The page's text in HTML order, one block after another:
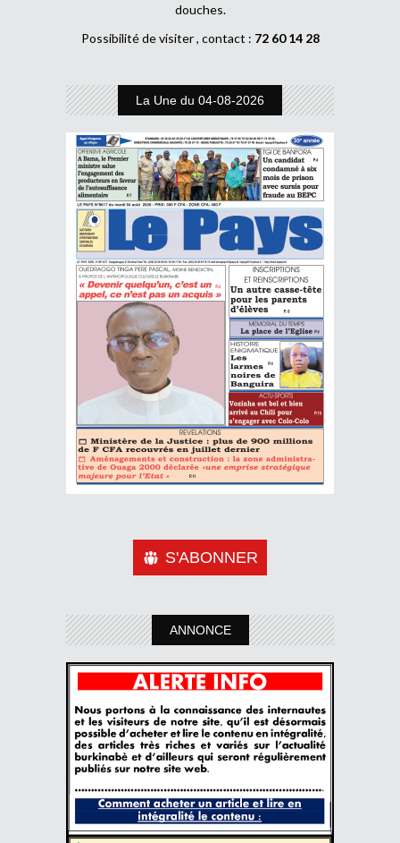
douches.
Possibilité de visiter , contact : 72 60 14 28
La Une du 04-08-2026
S'ABONNER
ANNONCE